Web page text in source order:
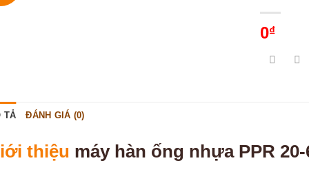
0₫
TẢ ĐÁNH GIÁ (0)
thiệu máy hàn ống nhựa PPR 20-